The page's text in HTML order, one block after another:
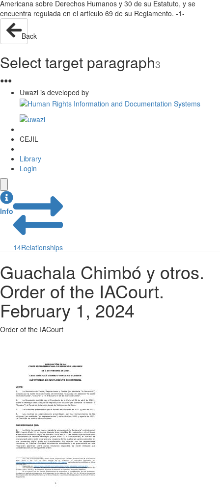
Americana sobre Derechos Humanos y 30 de su Estatuto, y se
encuentra regulada en el artículo 69 de su Reglamento. -1-
Back
Select target paragraph3
●●●
Uwazi is developed by
CEJIL
Library
Login
Info
14Relationships
Guachala Chimbó y otros.
Order of the IACourt.
February 1, 2024
Order of the IACourt